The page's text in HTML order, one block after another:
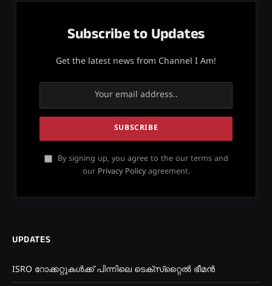
Subscribe to Updates
Get the latest news from Channel I Am!
By signing up, you agree to the our terms and
our Privacy Policyagreement.
UPDATES
ISRO റോക്കറ്റുകൾക്ക് പിന്നിലെ ടെക്‌സ്‌റ്റൈൽ ഭീമൻ